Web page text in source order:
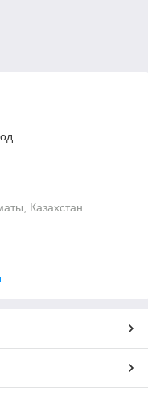
Казахстан